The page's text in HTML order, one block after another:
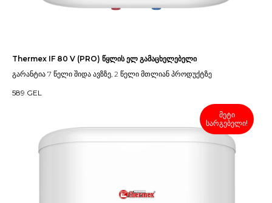
Thermex IF 80 V (PRO) წყლის ელ გამაცხელებელი
გარანტია 7 წელი შიდა ავზზე, 2 წელი მთლიან პროდუქტზე
589 GEL
მეტი
სარგებელი!